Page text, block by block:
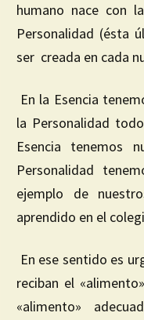
humano nace con
Personalidad (ésta
ser creada en cada
En la Esencia
la Personalidad
Esencia tenemos
Personalidad
ejemplo de
aprendido en el
En ese sentido es
reciban el
«alimento»